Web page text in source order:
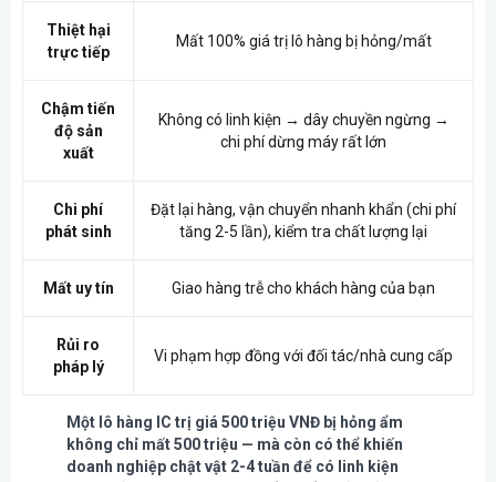
Thiệt hại
trực tiếp
Mất 100% giá trị lô hàng bị hỏng/mất
Chậm tiến
độ sản
xuất
Không có linh kiện → dây chuyền ngừng →
chi phí dừng máy rất lớn
Chi phí
phát sinh
Đặt lại hàng, vận chuyển nhanh khẩn (chi phí
tăng 2-5 lần), kiểm tra chất lượng lại
Mất uy tín Giao hàng trễ cho khách hàng của bạn
Rủi ro
pháp lý
Vi phạm hợp đồng với đối tác/nhà cung cấp
Một lô hàng IC trị giá 500 triệu VNĐ bị hỏng ẩm
không chỉ mất 500 triệu — mà còn có thể khiến
doanh nghiệp chật vật 2-4 tuần để có linh kiện